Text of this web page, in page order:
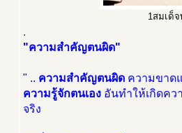
1สมเด็จ
.
"ความสำคัญตนผิด"
" .. ความสำคัญตนผิด ความขาด
ความรู้จักตนเอง อันทำให้เกิดค
จริง